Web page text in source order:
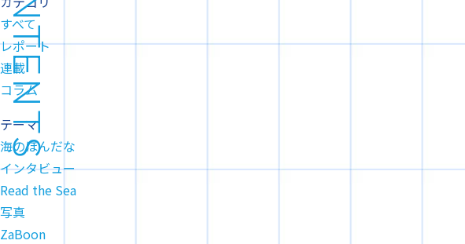
すべて
レポート
連載
コラム
テーマ
海のほんだな
インタビュー
Read the Sea
写真
ZaBoon